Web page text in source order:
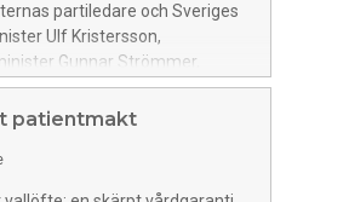
partiledare och Sveriges
Ulf Kristersson,
Gunnar Strömmer,
Camilla Waltersson
och kulturminister Parisa
åka på en tre dagar lång
patientmakt